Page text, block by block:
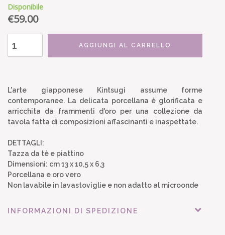
Disponibile
€59.00
AGGIUNGI AL CARRELLO
L'arte giapponese Kintsugi assume forme
contemporanee. La delicata porcellana è glorificata e
arricchita da frammenti d'oro per una collezione da
tavola fatta di composizioni affascinanti e inaspettate.
DETTAGLI:
Tazza da tè e piattino
Dimensioni: cm 13 x 10,5 x 6,3
Porcellana e oro vero
Non lavabile in lavastoviglie e non adatto al microonde
INFORMAZIONI DI SPEDIZIONE